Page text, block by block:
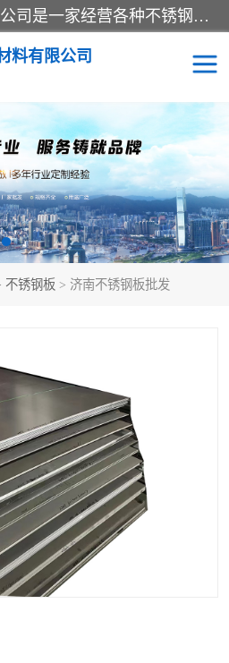
山东华钰金属材料有限公司是一家经营各种不锈钢管材、板材、圆钢、法兰、封头、型材等产品的公司；主营产品有：不锈钢管，激光切割，管件标准件，不锈钢圆钢，不锈钢人孔，不锈钢亮管，不锈钢角钢，不锈钢加工，不锈钢管子，不锈钢工业方管，不锈钢封头，不锈钢法兰，不锈钢阀门，不锈钢槽钢，不锈钢扁钢，不锈钢板等；可为客户制作各种规格的型材及不锈钢配件、非标准件及各种容器具等，能满足客户的不同采购要求。
料有限公司
不锈钢板 > 济南不锈钢板批发
激光切割
不锈钢圆钢
不锈钢亮管
不锈钢加工
不锈钢法兰
不锈钢槽钢